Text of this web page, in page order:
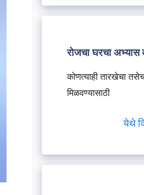
रोजचा घरचा
कोणत्याही तारखेचा
मिळवण्यासाठी
येथे